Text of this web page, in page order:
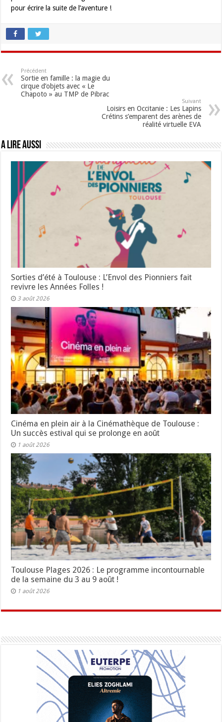
pour écrire la suite de l’aventure !
Précédent
Sortie en famille : la magie du
cirque d’objets avec « Le
Chapoto » au TMP de Pibrac
Suivant
Loisirs en Occitanie : Les Lapins
Crétins s’emparent des arènes de
réalité virtuelle EVA
A lire aussi
Sorties d’été à Toulouse : L’Envol des Pionniers fait
revivre les Années Folles !
3 août 2026
Cinéma en plein air à la Cinémathèque de Toulouse :
Un succès estival qui se prolonge en août
1 août 2026
Toulouse Plages 2026 : Le programme incontournable
de la semaine du 3 au 9 août !
1 août 2026